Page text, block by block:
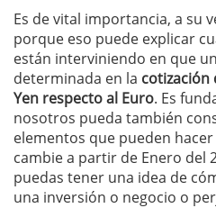
Es de vital importancia, a su
porque eso puede explicar
están interviniendo en que
determinada en la cotización
Yen respecto al Euro. Es
nosotros pueda también
elementos que pueden
cambie a partir de Enero del
puedas tener una idea de
una inversión o negocio o